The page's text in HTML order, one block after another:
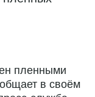
пленными
в своём